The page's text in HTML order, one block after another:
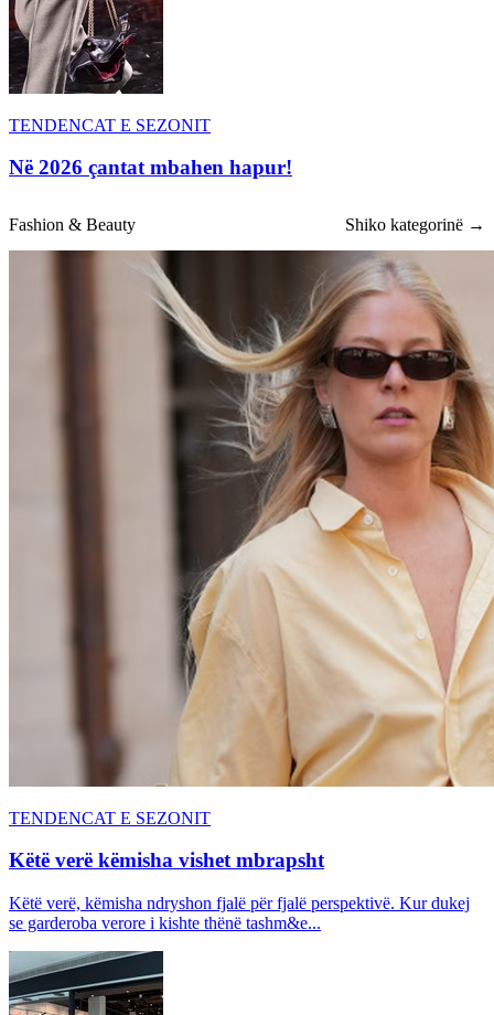
TENDENCAT E SEZONIT
Në 2026 çantat mbahen hapur!
Fashion & Beauty Shiko kategorinë →
TENDENCAT E SEZONIT
Këtë verë këmisha vishet mbrapsht
Këtë verë, këmisha ndryshon fjalë për fjalë perspektivë. Kur dukej
se garderoba verore i kishte thënë tashm&e...